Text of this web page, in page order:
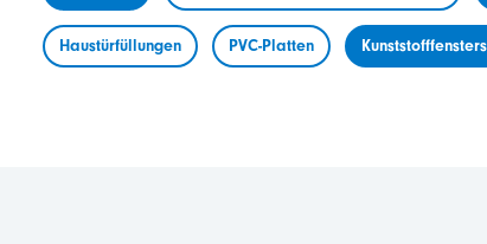
Haustürfüllungen PVC-Platten